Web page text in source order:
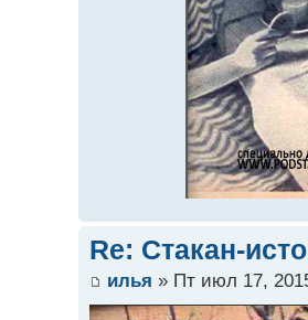
Re: Стакан-
илья » Пт июл 17,